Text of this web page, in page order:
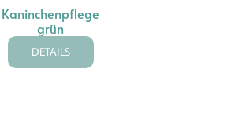
Kaninchenpflege
grün
DETAILS